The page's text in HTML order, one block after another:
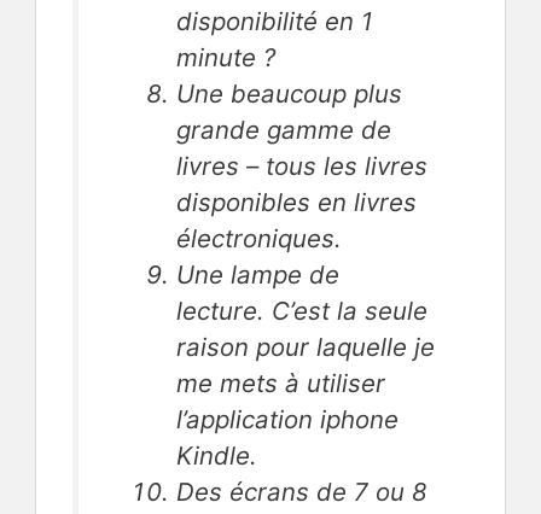
disponibilité en 1
minute ?
Une beaucoup plus
grande gamme de
livres – tous les livres
disponibles en livres
électroniques.
Une lampe de
lecture. C’est la seule
raison pour laquelle je
me mets à utiliser
l’application iphone
Kindle.
Des écrans de 7 ou 8